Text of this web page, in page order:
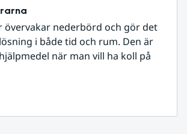
övervakar nederbörd och gör det
i både tid och rum. Den är
när man vill ha koll på